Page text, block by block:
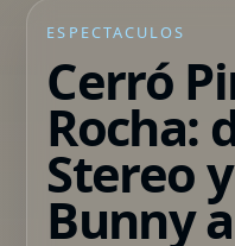
ESPECTACULOS
Cerró
Rocha:
Stereo
Bunny